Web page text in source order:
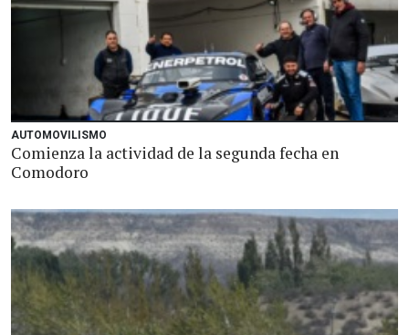
AUTOMOVILISMO
Comienza la actividad de la segunda fecha en
Comodoro